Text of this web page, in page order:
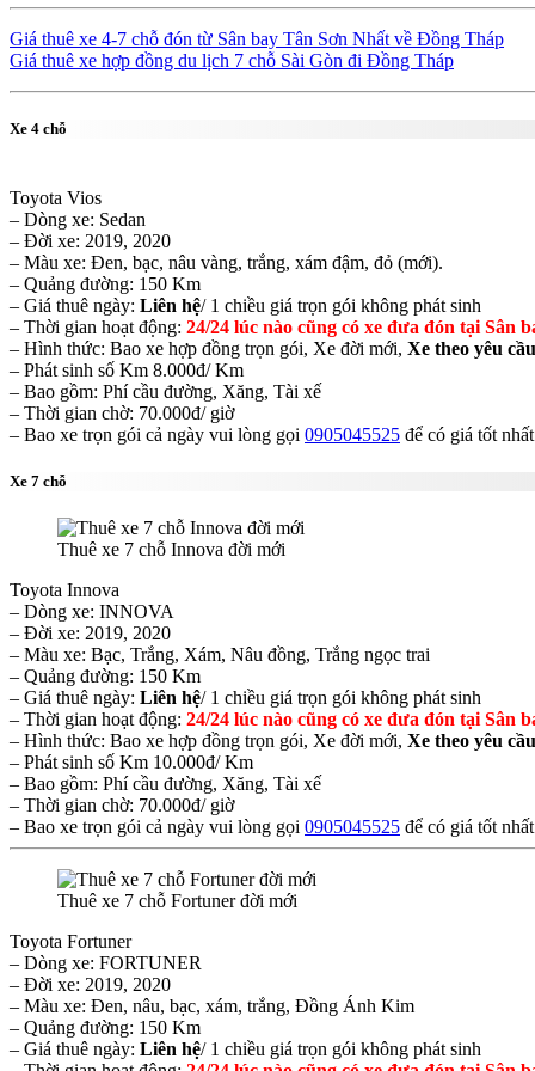
Giá thuê xe 4-7 chỗ đón từ Sân bay Tân Sơn Nhất về Đồng Tháp
Giá thuê xe hợp đồng du lịch 7 chỗ Sài Gòn đi Đồng Tháp
Xe 4 chỗ
Toyota Vios
– Dòng xe: Sedan
– Đời xe: 2019, 2020
– Màu xe: Đen, bạc, nâu vàng, trắng, xám đậm, đỏ (mới).
– Quảng đường: 150 Km
– Giá thuê ngày: Liên hệ/ 1 chiều giá trọn gói không phát sinh
– Thời gian hoạt động: 24/24 lúc nào cũng có xe đưa đón tại Sân
– Hình thức: Bao xe hợp đồng trọn gói, Xe đời mới, Xe theo yêu cầu
– Phát sinh số Km 8.000đ/ Km
– Bao gồm: Phí cầu đường, Xăng, Tài xế
– Thời gian chờ: 70.000đ/ giờ
– Bao xe trọn gói cả ngày vui lòng gọi 0905045525 để có giá tốt
Xe 7 chỗ
Thuê xe 7 chỗ Innova đời mới
Toyota Innova
– Dòng xe: INNOVA
– Đời xe: 2019, 2020
– Màu xe: Bạc, Trắng, Xám, Nâu đồng, Trắng ngọc trai
– Quảng đường: 150 Km
– Giá thuê ngày: Liên hệ/ 1 chiều giá trọn gói không phát sinh
– Thời gian hoạt động: 24/24 lúc nào cũng có xe đưa đón tại Sân
– Hình thức: Bao xe hợp đồng trọn gói, Xe đời mới, Xe theo yêu cầu
– Phát sinh số Km 10.000đ/ Km
– Bao gồm: Phí cầu đường, Xăng, Tài xế
– Thời gian chờ: 70.000đ/ giờ
– Bao xe trọn gói cả ngày vui lòng gọi 0905045525 để có giá tốt
Thuê xe 7 chỗ Fortuner đời mới
Toyota Fortuner
– Dòng xe: FORTUNER
– Đời xe: 2019, 2020
– Màu xe: Đen, nâu, bạc, xám, trắng, Đồng Ánh Kim
– Quảng đường: 150 Km
– Giá thuê ngày: Liên hệ/ 1 chiều giá trọn gói không phát sinh